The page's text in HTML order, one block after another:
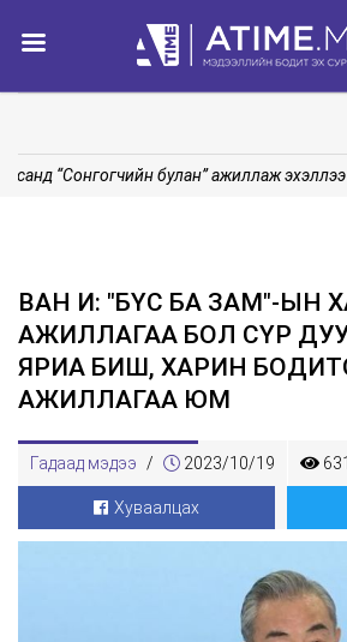
“Сонгогчийн булан” ажиллаж эхэллээ
ВАН И: "БҮС БА ЗАМ"-ЫН
АЖИЛЛАГАА БОЛ СҮР
ЯРИА БИШ, ХАРИН
АЖИЛЛАГАА ЮМ
Гадаад мэдээ / 2023/10/19 631
Хуваалцах